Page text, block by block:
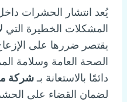
يُعد انتشار الحشرات
المشكلات الخطيرة التي
يقتصر ضررها على
الصحة العامة وسلامة
دائمًا بالاستعانة بـ شركة
لضمان القضاء على